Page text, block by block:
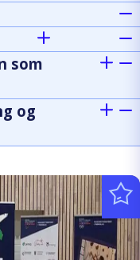
som
og